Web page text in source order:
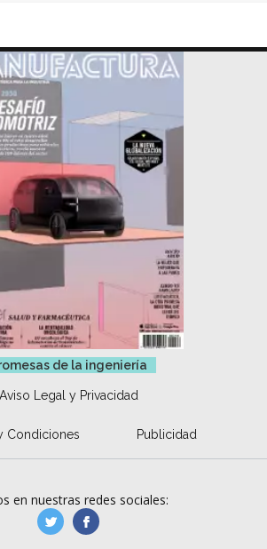
de la ingeniería
Aviso Legal y Privacidad
Condiciones Publicidad
en nuestras redes sociales:
manufacturaGE